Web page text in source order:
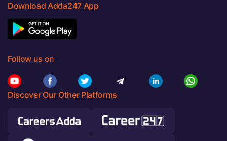
Download Adda247 App
Follow us on
Discover Our Other Platforms